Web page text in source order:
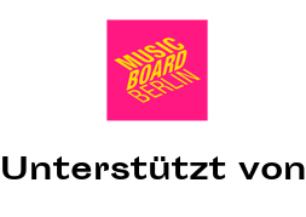
Unterstützt von